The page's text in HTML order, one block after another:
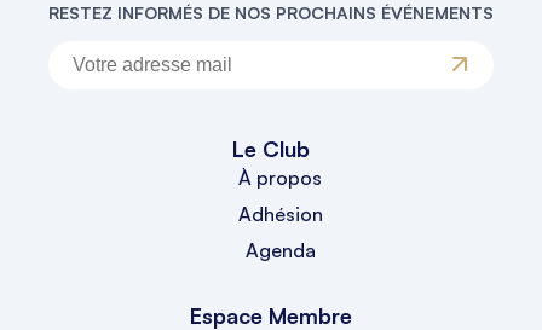
RESTEZ INFORMÉS DE NOS PROCHAINS ÉVÉNEMENTS
Le Club
À propos
Adhésion
Agenda
Espace Membre